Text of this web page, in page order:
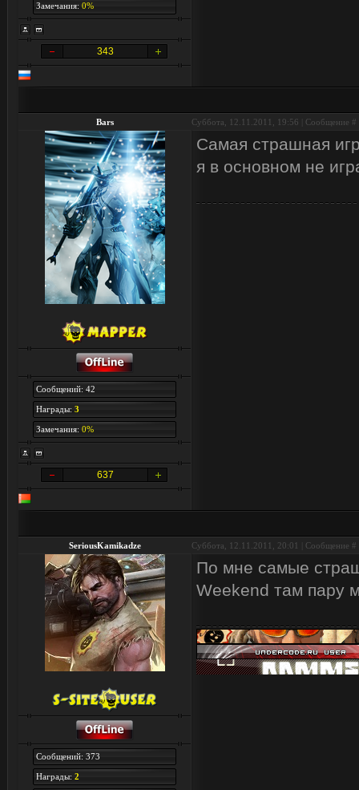
Замечания: 0%
343
Bars Суббота, 12.11.2011, 19:56 | Сообщение #
Сообщений: 42
Награды: 3
Замечания: 0%
637
Самая страшная
я в основном не
SeriousKamikadze Суббота, 12.11.2011, 20:01 | Сообщение #
Сообщений: 373
Награды: 2
По мне самые
Weekend там пару